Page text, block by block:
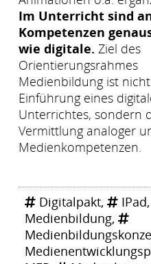
Im Unterricht sind
Kompetenzen
wie digitale. Ziel des
Orientierungsrahmes
Medienbildung ist
Einführung eines
Unterrichtes, sondern
Vermittlung analoger
Medienkompetenzen.
Digitalpakt, IPad,
Medienbildung,